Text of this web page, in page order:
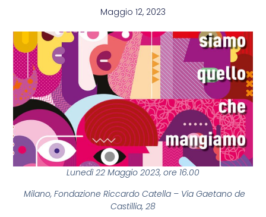
Maggio 12, 2023
Lunedì 22 Maggio 2023, ore 16.00
Milano, Fondazione Riccardo Catella – Via Gaetano de
Castillia, 28